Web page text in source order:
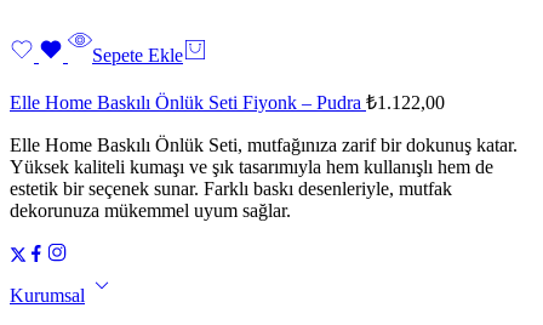
Sepete Ekle
Elle Home Baskılı Önlük Seti Fiyonk – Pudra ₺1.122,00
Elle Home Baskılı Önlük Seti, mutfağınıza zarif bir dokunuş katar.
Yüksek kaliteli kumaşı ve şık tasarımıyla hem kullanışlı hem de
estetik bir seçenek sunar. Farklı baskı desenleriyle, mutfak
dekorunuza mükemmel uyum sağlar.
Kurumsal